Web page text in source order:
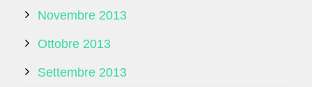
Novembre 2013
Ottobre 2013
Settembre 2013